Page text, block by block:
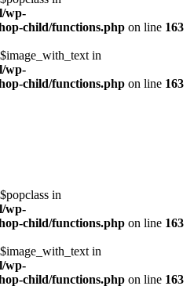
wp-
child/functions.php on line 163
in
wp-
child/functions.php on line 163
in
wp-
child/functions.php on line 163
in
wp-
child/functions.php on line 163